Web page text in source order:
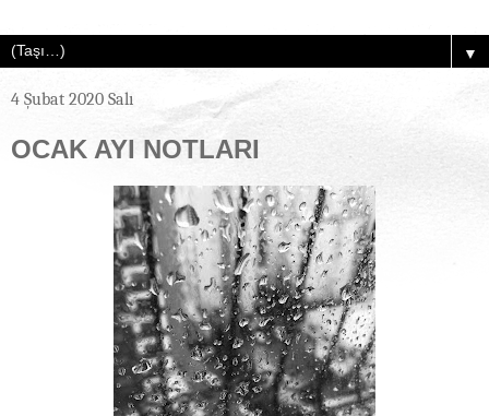
▼
4 Şubat 2020 Salı
OCAK AYI NOTLARI